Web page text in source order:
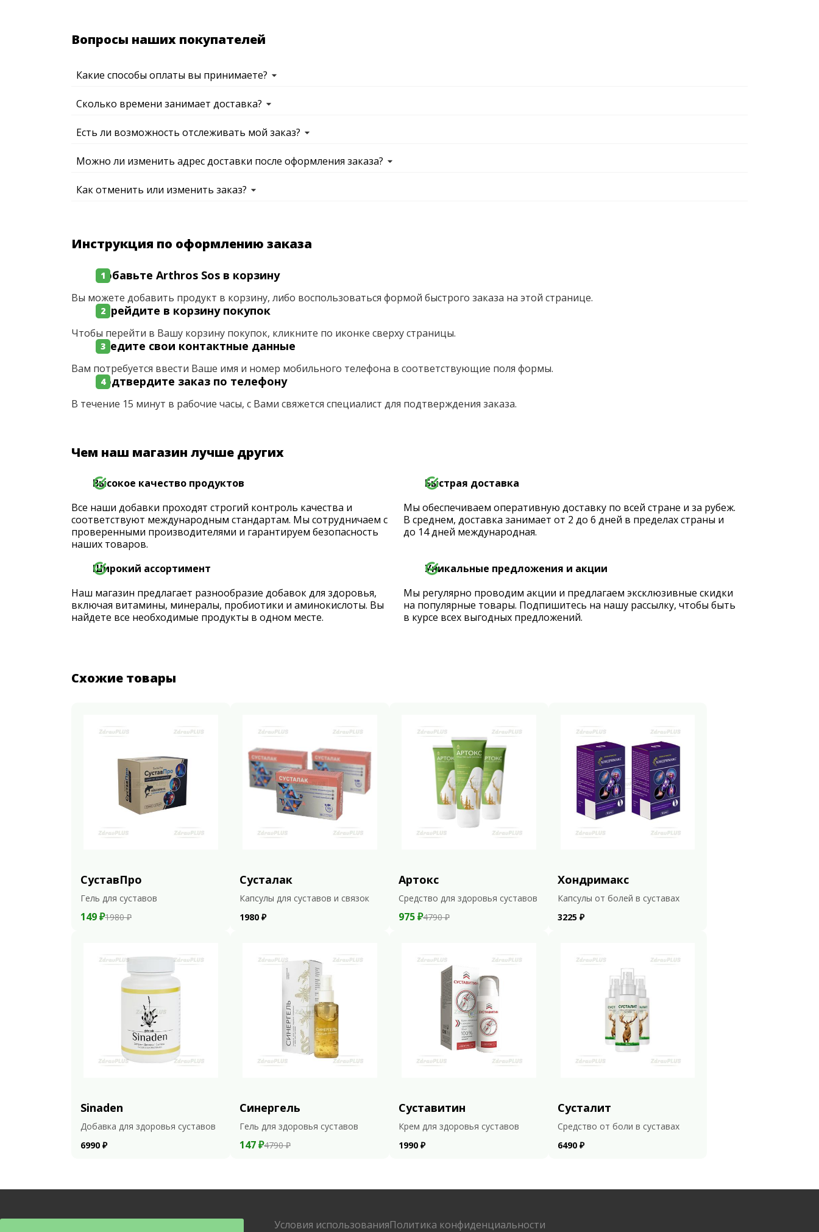
Вопросы наших покупателей
Какие способы оплаты вы принимаете?
Сколько времени занимает доставка?
Есть ли возможность отслеживать мой заказ?
Можно ли изменить адрес доставки после оформления заказа?
Как отменить или изменить заказ?
Инструкция по оформлению заказа
Добавьте Arthros Sos в корзину
Вы можете добавить продукт в корзину, либо воспользоваться формой быстрого заказа на этой странице.
Перейдите в корзину покупок
Чтобы перейти в Вашу корзину покупок, кликните по иконке сверху страницы.
Введите свои контактные данные
Вам потребуется ввести Ваше имя и номер мобильного телефона в соответствующие поля формы.
Подтвердите заказ по телефону
В течение 15 минут в рабочие часы, с Вами свяжется специалист для подтверждения заказа.
Чем наш магазин лучше других
Высокое качество продуктов
Все наши добавки проходят строгий контроль качества и
соответствуют международным стандартам. Мы сотрудничаем с
проверенными производителями и гарантируем безопасность
наших товаров.
Быстрая доставка
Мы обеспечиваем оперативную доставку по всей стране и за рубеж.
В среднем, доставка занимает от 2 до 6 дней в пределах страны и
до 14 дней международная.
Широкий ассортимент
Наш магазин предлагает разнообразие добавок для здоровья,
включая витамины, минералы, пробиотики и аминокислоты. Вы
найдете все необходимые продукты в одном месте.
Уникальные предложения и акции
Мы регулярно проводим акции и предлагаем эксклюзивные скидки
на популярные товары. Подпишитесь на нашу рассылку, чтобы быть
в курсе всех выгодных предложений.
Схожие товары
СуставПро
Гель для суставов
149 ₽1980 ₽
Сусталак
Капсулы для суставов и связок
1980 ₽
Артокс
Средство для здоровья суставов
975 ₽4790 ₽
Хондримакс
Капсулы от болей в суставах
3225 ₽
Sinaden
Добавка для здоровья суставов
6990 ₽
Синергель
Гель для здоровья суставов
147 ₽4790 ₽
Суставитин
Крем для здоровья суставов
1990 ₽
Сусталит
Средство от боли в суставах
6490 ₽
Условия использованияПолитика конфиденциальности